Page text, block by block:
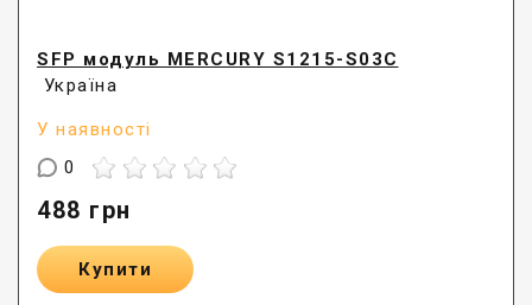
SFP модуль MERCURY S1215-S03C
Україна
У наявності
0
488 грн
Купити